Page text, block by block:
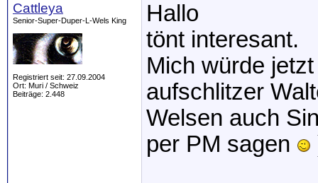
Cattleya
Senior-Super-Duper-L-Wels King
Registriert seit: 27.09.2004
Ort: Muri / Schweiz
Beiträge: 2.448
Hallo
tönt interesant.
Mich würde
aufschlitzer
Welsen auch
per PM sagen